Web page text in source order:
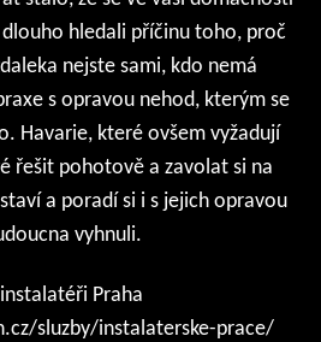
hledali příčinu toho, proč
nejste sami, kdo nemá
s opravou nehod, kterým se
Havarie, které ovšem vyžadují
řešit pohotově a zavolat si na
a poradí si i s jejich opravou
vyhnuli.
instalatéři Praha
sluzby/instalaterske-prace/